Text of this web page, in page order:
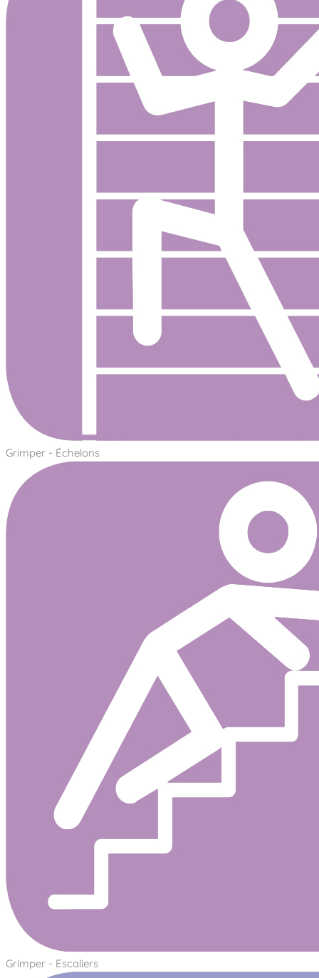
Grimper - Échelons
Grimper - Escaliers